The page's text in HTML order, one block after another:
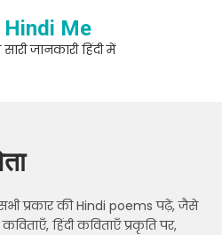
Hindi Me
जानकारी हिंदी में
प्रकार की Hindi poems पढ़ें, जैसे
हिंदी कविताएँ प्रकृति पर,